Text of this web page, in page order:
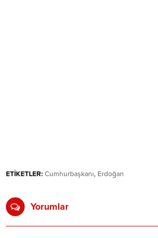
ETİKETLER: Cumhurbaşkanı, Erdoğan
Yorumlar